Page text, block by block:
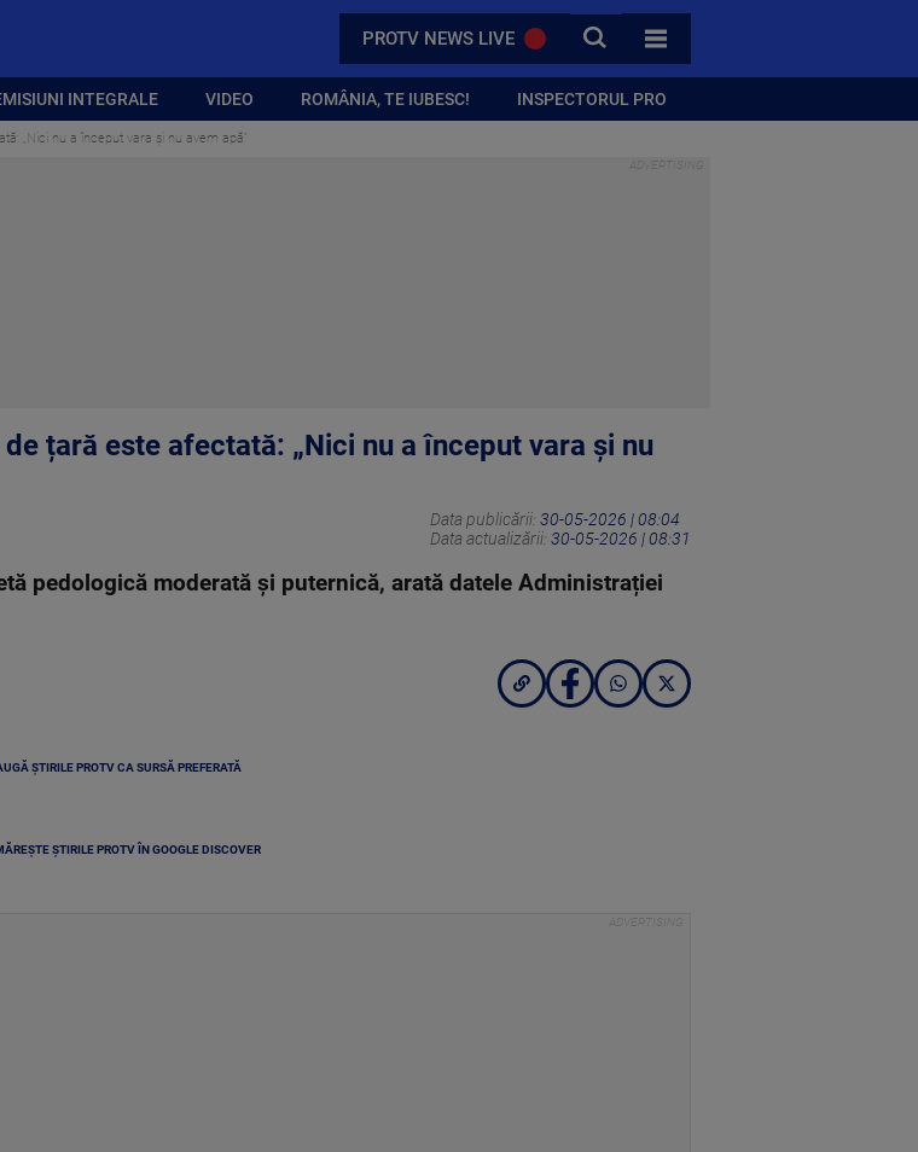
PROTV NEWS LIVE CAUTA
TOATE CATEGORIILE
INTEGRALE VIDEO ROMÂNIA, TE IUBESC! INSPECTORUL PRO
„Nici nu a început vara și nu avem apă”
țară este afectată: „Nici nu a început vara și nu
Data publicării: 30-05-2026 | 08:04
Data actualizării: 30-05-2026 | 08:31
pedologică moderată și puternică, arată datele Administrației
ȘTIRILE PROTV CA SURSĂ PREFERATĂ
ȘTIRILE PROTV ÎN GOOGLE DISCOVER